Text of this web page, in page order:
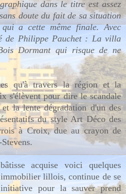
dans le titre est assez
doute du fait de sa situation
a cette même finale. Avec
de Philippe Pauchet : La villa
Dormant qui risque de ne
qu'à travers la région et la
s'élèvent pour dire le scandale
et la lente dégradation d'un des
du style Art Déco des
à Croix, due au crayon de
acquise voici quelques
lillois, continue de se
pour la sauver prend